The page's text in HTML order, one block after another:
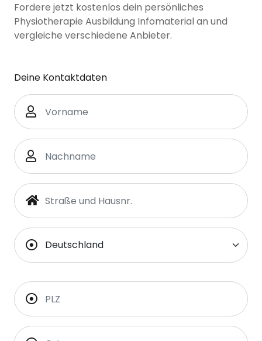
Fordere jetzt kostenlos dein persönliches
Physiotherapie Ausbildung Infomaterial an und
vergleiche verschiedene Anbieter.
Deine Kontaktdaten